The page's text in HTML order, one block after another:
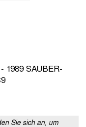
1989 SAUBER-
Sie sich an, um